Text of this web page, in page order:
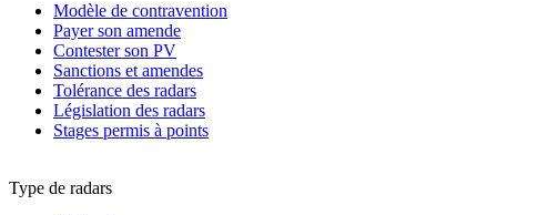
Modèle de contravention
Payer son amende
Contester son PV
Sanctions et amendes
Tolérance des radars
Législation des radars
Stages permis à points
Type de radars